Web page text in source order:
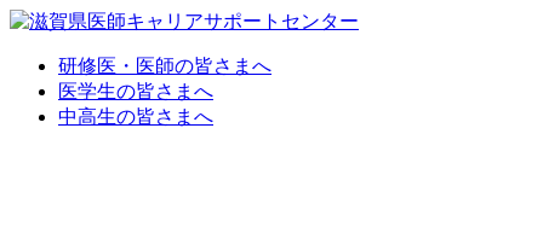
研修医・医師の皆さまへ
医学生の皆さまへ
中高生の皆さまへ